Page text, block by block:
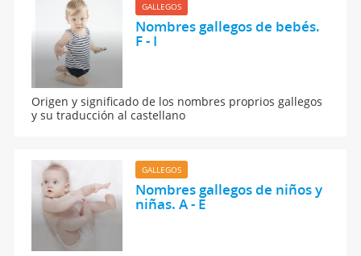
GALLEGOS
Nombres gallegos de bebés.
F - I
Origen y significado de los nombres proprios gallegos
y su traducción al castellano
GALLEGOS
Nombres gallegos de niños y
niñas. A - E